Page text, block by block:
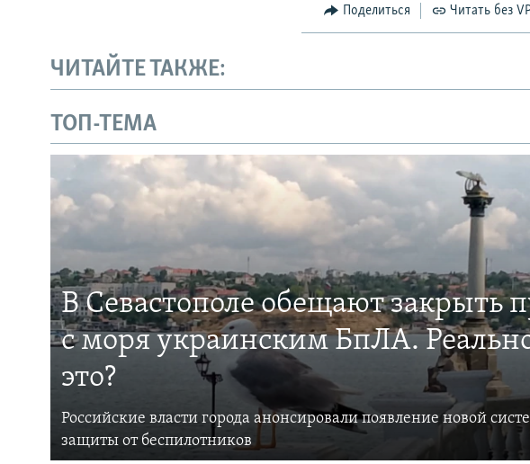
Поделиться Читать без
ЧИТАЙТЕ ТАКЖЕ:
ТОП-ТЕМА
В Севастополе обещают закрыть
с моря украинским БпЛА.
это?
Российские власти города анонсировали появление новой
защиты от беспилотников